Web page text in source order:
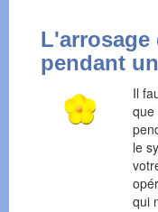
L'arrosage
pendant
Il
que
le
qui